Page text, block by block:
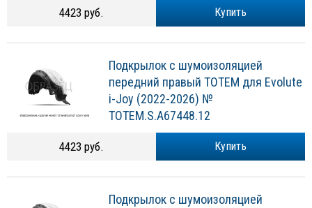
Купить
4423 руб.
Подкрылок с шумоизоляцией
передний правый TOTEM для Evolute
i-Joy (2022-2026) №
TOTEM.S.A67448.12
Купить
4423 руб.
Подкрылок с шумоизоляцией